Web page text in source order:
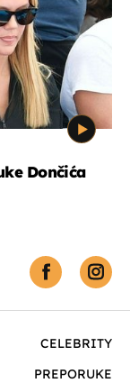
Dončića
CELEBRITY
PREPORUKE